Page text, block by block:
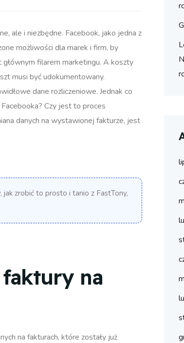
ale i niezbędne. Facebook, jako jedna z
możliwości dla marek i firm, by
filarem marketingu. A koszty
musi być udokumentowany.
dane rozliczeniowe. Jednak co
Czy jest to proces
danych na wystawionej fakturze, jest
zrobić to prosto i tanio z FastTony,
na
na fakturach, które zostały już